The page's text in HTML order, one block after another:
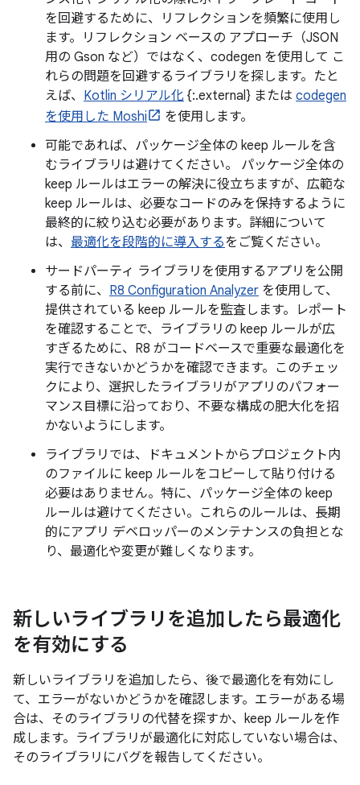
を回避するために、リフレクションを頻繁に使用し
ます。リフレクション ベースの アプローチ（JSON
用の Gson など）ではなく、codegen を使用して こ
れらの問題を回避するライブラリを探します。たと
えば、 Kotlin シリアル化 {:.external} または codegen
を使用した Moshi
を使用します。
可能であれば、パッケージ全体の keep ルールを含
むライブラリは避けてください。 パッケージ全体の
keep ルールはエラーの解決に役立ちますが、広範な
keep ルールは、必要なコードのみを保持するように
最終的に絞り込む必要があります。詳細について
は、 最適化を段階的に導入するをご覧ください。
サードパーティ ライブラリを使用するアプリを公開
する前に、 R8 Configuration Analyzer を使用して、
提供されている keep ルールを監査します。レポート
を確認することで、ライブラリの keep ルールが広
すぎるために、R8 がコードベースで重要な最適化を
実行できないかどうかを確認できます。このチェッ
クにより、選択したライブラリがアプリのパフォー
マンス目標に沿っており、不要な構成の肥大化を招
かないようにします。
ライブラリでは、ドキュメントからプロジェクト内
のファイルに keep ルールをコピーして貼り付ける
必要はありません。特に、パッケージ全体の keep
ルールは避けてください。これらのルールは、長期
的にアプリ デベロッパーのメンテナンスの負担とな
り、最適化や変更が難しくなります。
新しいライブラリを追加したら最適化
を有効にする
新しいライブラリを追加したら、後で最適化を有効にし
て、エラーがないかどうかを確認します。エラーがある場
合は、そのライブラリの代替を探すか、keep ルールを作
成します。ライブラリが最適化に対応していない場合は、
そのライブラリにバグを報告してください。